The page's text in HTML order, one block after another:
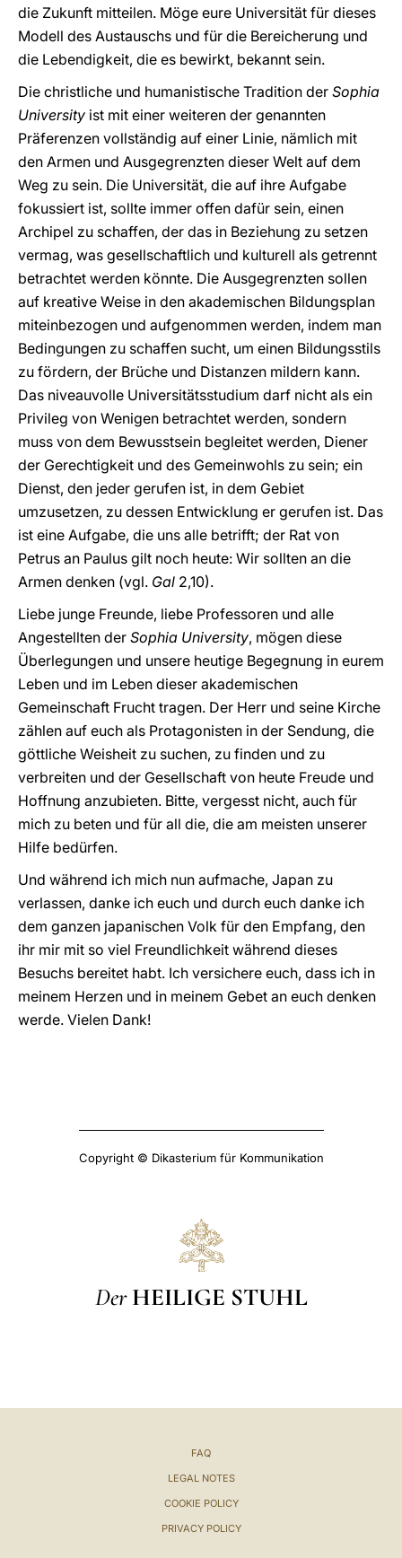
die Zukunft mitteilen. Möge eure Universität für dieses
Modell des Austauschs und für die Bereicherung und
die Lebendigkeit, die es bewirkt, bekannt sein.
Die christliche und humanistische Tradition der Sophia
University ist mit einer weiteren der genannten
Präferenzen vollständig auf einer Linie, nämlich mit
den Armen und Ausgegrenzten dieser Welt auf dem
Weg zu sein. Die Universität, die auf ihre Aufgabe
fokussiert ist, sollte immer offen dafür sein, einen
Archipel zu schaffen, der das in Beziehung zu setzen
vermag, was gesellschaftlich und kulturell als getrennt
betrachtet werden könnte. Die Ausgegrenzten sollen
auf kreative Weise in den akademischen Bildungsplan
miteinbezogen und aufgenommen werden, indem man
Bedingungen zu schaffen sucht, um einen Bildungsstils
zu fördern, der Brüche und Distanzen mildern kann.
Das niveauvolle Universitätsstudium darf nicht als ein
Privileg von Wenigen betrachtet werden, sondern
muss von dem Bewusstsein begleitet werden, Diener
der Gerechtigkeit und des Gemeinwohls zu sein; ein
Dienst, den jeder gerufen ist, in dem Gebiet
umzusetzen, zu dessen Entwicklung er gerufen ist. Das
ist eine Aufgabe, die uns alle betrifft; der Rat von
Petrus an Paulus gilt noch heute: Wir sollten an die
Armen denken (vgl. Gal 2,10).
Liebe junge Freunde, liebe Professoren und alle
Angestellten der Sophia University, mögen diese
Überlegungen und unsere heutige Begegnung in eurem
Leben und im Leben dieser akademischen
Gemeinschaft Frucht tragen. Der Herr und seine Kirche
zählen auf euch als Protagonisten in der Sendung, die
göttliche Weisheit zu suchen, zu finden und zu
verbreiten und der Gesellschaft von heute Freude und
Hoffnung anzubieten. Bitte, vergesst nicht, auch für
mich zu beten und für all die, die am meisten unserer
Hilfe bedürfen.
Und während ich mich nun aufmache, Japan zu
verlassen, danke ich euch und durch euch danke ich
dem ganzen japanischen Volk für den Empfang, den
ihr mir mit so viel Freundlichkeit während dieses
Besuchs bereitet habt. Ich versichere euch, dass ich in
meinem Herzen und in meinem Gebet an euch denken
werde. Vielen Dank!
Copyright © Dikasterium für Kommunikation
Der HEILIGE STUHL
FAQ
LEGAL NOTES
COOKIE POLICY
PRIVACY POLICY